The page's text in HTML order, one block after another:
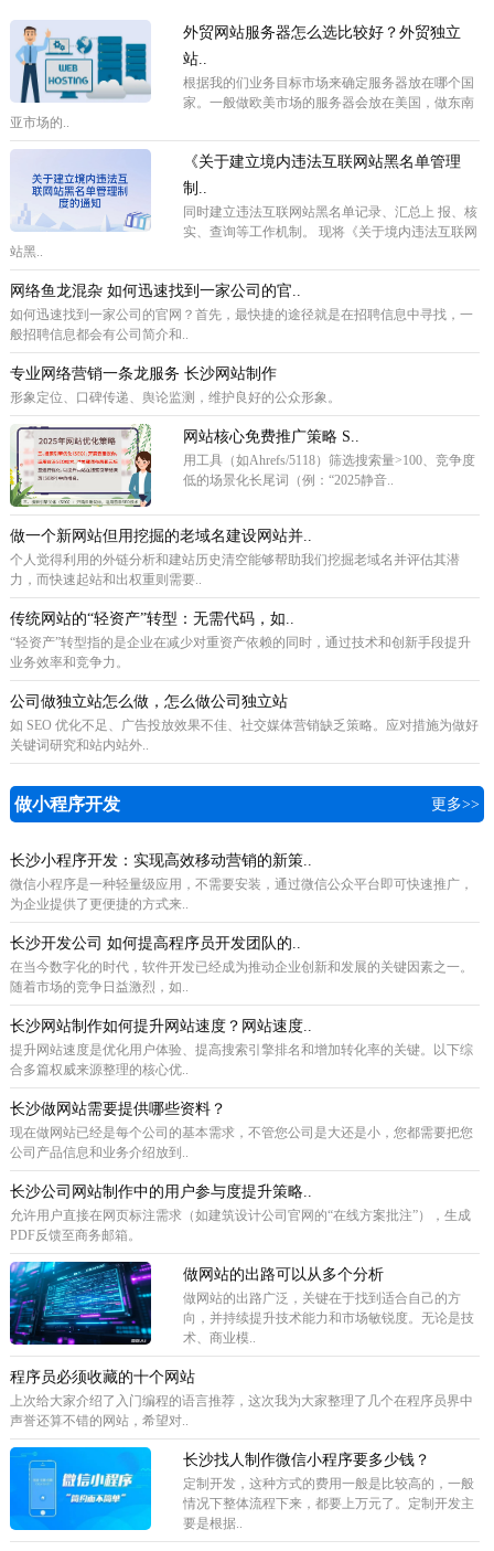
外贸网站服务器怎么选比较好？外贸独立
站..
根据我的们业务目标市场来确定服务器放在哪个国
家。一般做欧美市场的服务器会放在美国，做东南
亚市场的..
《关于建立境内违法互联网站黑名单管理
制..
同时建立违法互联网站黑名单记录、汇总上 报、核
实、查询等工作机制。 现将《关于境内违法互联网
站黑..
网络鱼龙混杂 如何迅速找到一家公司的官..
如何迅速找到一家公司的官网？首先，最快捷的途径就是在招聘信息中寻找，一
般招聘信息都会有公司简介和..
专业网络营销一条龙服务 长沙网站制作
形象定位、口碑传递、舆论监测，维护良好的公众形象。
网站核心免费推广策略 ‌S..
用工具（如Ahrefs/5118）筛选搜索量>100、竞争度
低的场景化长尾词（例：“2025静音..
做一个新网站但用挖掘的老域名建设网站并..
个人觉得利用的外链分析和建站历史清空能够帮助我们挖掘老域名并评估其潜
力，而快速起站和出权重则需要..
传统网站的“轻资产”转型：无需代码，如..
“轻资产”转型指的是企业在减少对重资产依赖的同时，通过技术和创新手段提升
业务效率和竞争力。
公司做独立站怎么做，怎么做公司独立站
如 SEO 优化不足、广告投放效果不佳、社交媒体营销缺乏策略。应对措施为做好
关键词研究和站内站外..
做小程序开发 更多>>
长沙小程序开发：实现高效移动营销的新策..
微信小程序是一种轻量级应用，不需要安装，通过微信公众平台即可快速推广，
为企业提供了更便捷的方式来..
长沙开发公司 如何提高程序员开发团队的..
在当今数字化的时代，软件开发已经成为推动企业创新和发展的关键因素之一。
随着市场的竞争日益激烈，如..
长沙网站制作如何提升网站速度？网站速度..
提升网站速度是优化用户体验、提高搜索引擎排名和增加转化率的关键。以下综
合多篇权威来源整理的核心优..
长沙做网站需要提供哪些资料？
现在做网站已经是每个公司的基本需求，不管您公司是大还是小，您都需要把您
公司产品信息和业务介绍放到..
长沙公司网站制作中的用户参与度提升策略..
允许用户直接在网页标注需求（如建筑设计公司官网的“在线方案批注”），生成
PDF反馈至商务邮箱。
做网站的出路可以从多个分析
做网站的出路广泛，关键在于找到适合自己的方
向，并持续提升技术能力和市场敏锐度。无论是技
术、商业模..
程序员必须收藏的十个网站
上次给大家介绍了入门编程的语言推荐，这次我为大家整理了几个在程序员界中
声誉还算不错的网站，希望对..
长沙找人制作微信小程序要多少钱？
定制开发，这种方式的费用一般是比较高的，一般
情况下整体流程下来，都要上万元了。定制开发主
要是根据..